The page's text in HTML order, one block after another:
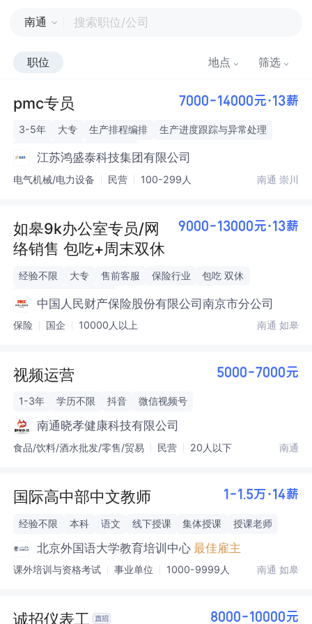
南通
职位 地点 筛选
pmc专员 7000-14000元·13薪
3-5年 大专 生产排程编排
生产进度跟踪与异常处理
生产物料管理
PMC管理
江苏鸿盛泰科技集团有限公司
电气机械/电力设备 民营 100-299人 南通 崇川
如皋9k办公室专员/网
络销售 包吃+周末双休
9000-13000元·13薪
经验不限 大专 售前客服 保险行业
包吃 双休
中国人民财产保险股份有限公司南京市分公司
保险 国企 10000人以上 南通 如皋
视频运营 5000-7000元
1-3年 学历不限 抖音 微信视频号
南通晓孝健康科技有限公司
食品/饮料/酒水批发/零售/贸易 民营 20人以下 南通
国际高中部中文教师 1-1.5万·14薪
经验不限 本科 语文 线下授课 集体授课 授课老师
北京外国语大学教育培训中心 最佳雇主
课外培训与资格考试 事业单位 1000-9999人 南通 如皋
诚招仪表工 8000-10000元